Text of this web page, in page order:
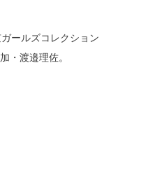
ールズコレクション
・渡邉理佐。